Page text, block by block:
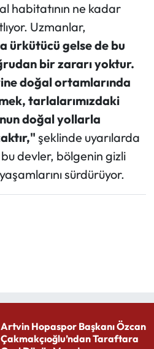
habitatının ne kadar
Uzmanlar,
ürkütücü gelse de bu
bir zararı yoktur.
doğal ortamlarında
tarlalarımızdaki
doğal yollarla
şeklinde uyarılarda
devler, bölgenin gizli
sürdürüyor.
Artvin Hopaspor Başkanı Özcan
Çakmakçıoğlu’ndan Taraftara